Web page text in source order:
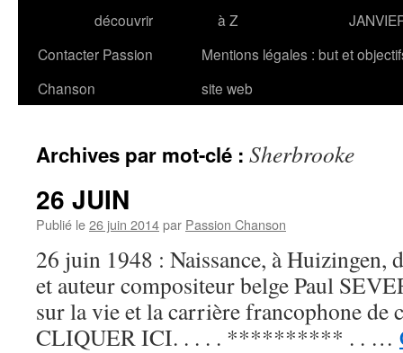
découvrir
à Z
Contacter Passion
Chanson
Mentions légales : but et
site web
Archives par mot-clé : Sherbrooke
26 JUIN
Publié le26 juin 2014par Passion Chanson
26 juin 1948 : Naissance, à Huizingen,
et auteur compositeur belge Paul
sur la vie et la carrière francophone de
CLIQUER ICI. . . . . ********** . . …